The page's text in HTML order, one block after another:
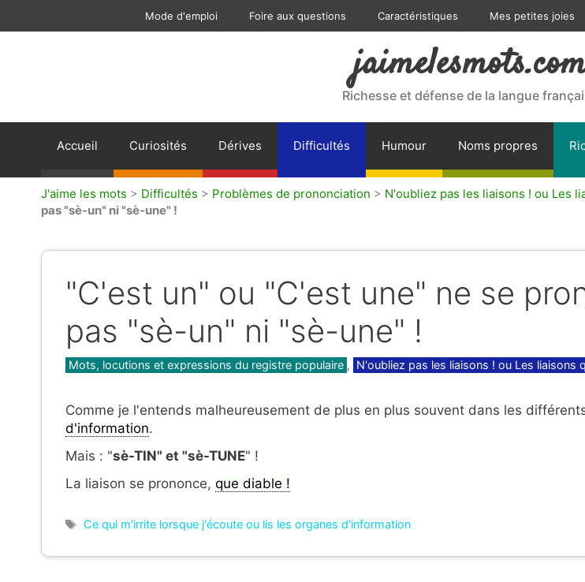
Mode d'emploi Foire aux questions Caractéristiques Mes petites joies
Richesse et défense de la langue
Accueil Curiosités Dérives Difficultés Humour Noms propres
J'aime les mots > Difficultés > Problèmes de prononciation > N'oubliez pas les liaisons ! ou Les
pas "sè-un" ni "sè-une" !
"C'est un" ou "C'est une" ne se
pas "sè-un" ni "sè-une" !
Catégories
Mots, locutions et expressions du registre populaire , N'oubliez pas les liaisons ! ou Les liaisons
Comme je l'entends malheureusement de plus en plus souvent dans les
d'information.
Mais : "sè-TIN" et "sè-TUNE" !
La liaison se prononce, que diable !
Étiquettes
Ce qui m'irrite lorsque j'écoute ou lis les organes d'information